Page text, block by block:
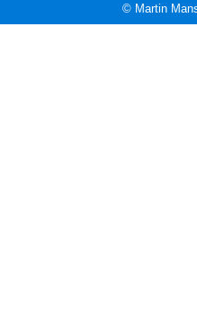
© Martin